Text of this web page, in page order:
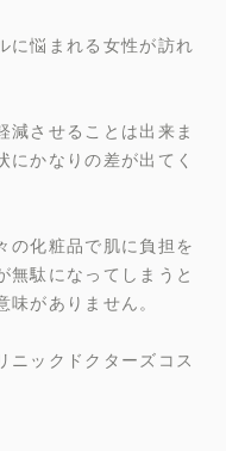
に悩まれる女性が訪れ
減させることは出来ま
かなりの差が出てく
の化粧品で肌に負担を
無駄になってしまうと
がありません。
ニックドクターズコス